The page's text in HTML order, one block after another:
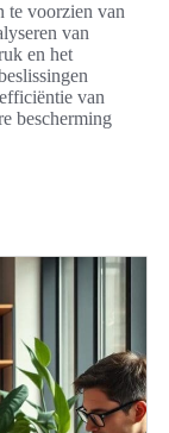
te voorzien van
van
en het
van
bescherming